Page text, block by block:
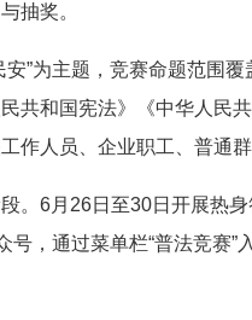
抽奖。
”为主题，竞赛命题范围
共和国宪法》《中华人民
作人员、企业职工、普通群
。6月26日至30日开展热
号，通过菜单栏“普法竞